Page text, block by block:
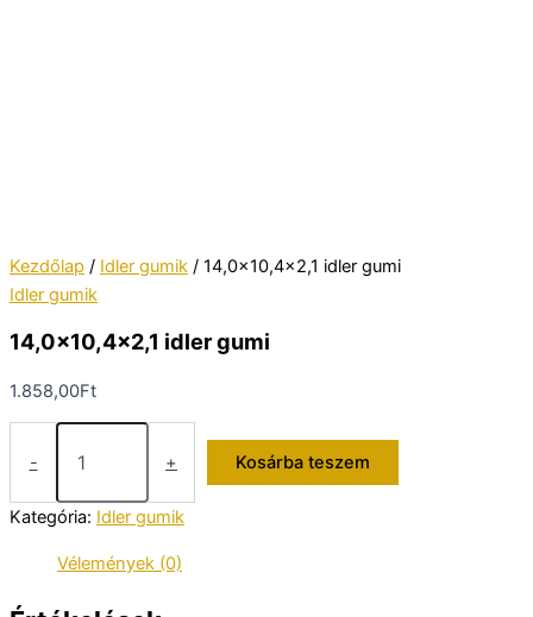
Kezdőlap / Idler gumik / 14,0×10,4×2,1 idler gumi
Idler gumik
14,0×10,4×2,1 idler gumi
1.858,00Ft
-
14,0x10,4x2,1
mennyiség
+ Kosárba teszem
Kategória: Idler gumik
Vélemények (0)